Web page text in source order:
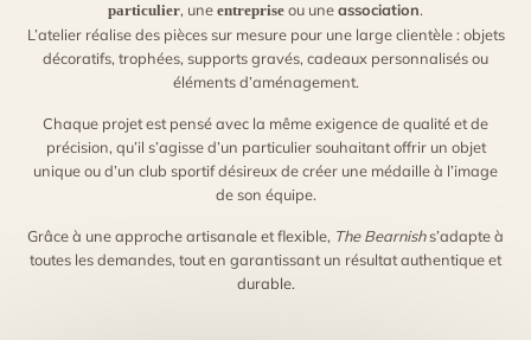
particulier, une entreprise ou uneassociation.
L’atelier réalise des pièces sur mesure pour une large clientèle : objets
décoratifs, trophées, supports gravés, cadeaux personnalisés ou
éléments d’aménagement.
Chaque projet est pensé avec la même exigence de qualité et de
précision, qu’il s’agisse d’un particulier souhaitant offrir un objet
unique ou d’un club sportif désireux de créer une médaille à l’image
de son équipe.
Grâce à une approche artisanale et flexible, The Bearnishs’adapte à
toutes les demandes, tout en garantissant un résultat authentique et
durable.